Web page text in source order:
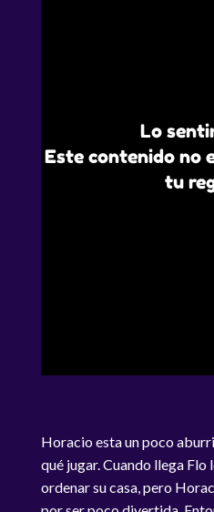
Lo
Este contenido no
tu
Horacio esta un poco
qué jugar. Cuando llega Flo
ordenar su casa, pero